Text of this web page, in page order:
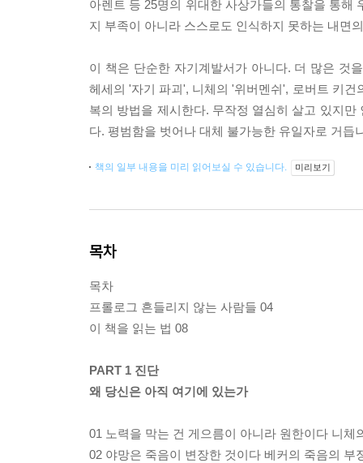
아렌트 등 25명의 위대한 사상가들의 통찰을 통해
지 부족이 아니라 스스로도 인식하지 못하는 내면
이 책은 단순한 자기계발서가 아니다. 더 많은 것
헤세의 '자기 파괴', 니체의 '위버멘쉬', 로버트 키
복의 방법을 제시한다. 무작정 열심히 살고 있지
다. 평범함을 벗어나 대체 불가능한 유일자로 거
책의 일부 내용을 미리 읽어보실 수 있습니다. 미리보기
목차
목차
프롤로그 흔들리지 않는 사람들 04
이 책을 읽는 법 08
PART 1 진단
왜 당신은 아직 여기에 있는가
01 노력을 막는 건 게으름이 아니라 원한이다 니체
02 야망은 죽음이 변장한 것이다 베커의 죽음의 부